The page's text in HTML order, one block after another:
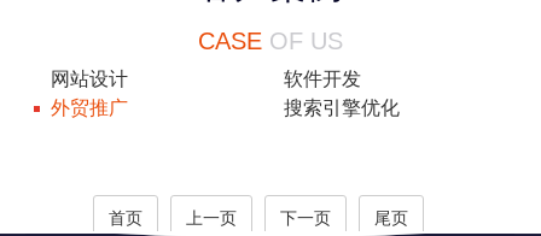
CASE OF US
网站设计
软件开发
外贸推广
搜索引擎优化
首页 上一页 下一页 尾页